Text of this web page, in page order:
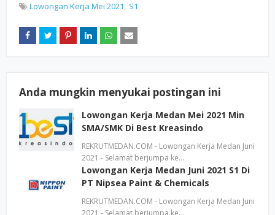
Lowongan Kerja Mei 2021 S1
Anda mungkin menyukai postingan ini
Lowongan Kerja Medan Mei 2021 Min
SMA/SMK Di Best Kreasindo
REKRUTMEDAN.COM - Lowongan Kerja Medan Juni
2021 - Selamat berjumpa ke…
Lowongan Kerja Medan Juni 2021 S1 Di
PT Nipsea Paint & Chemicals
REKRUTMEDAN.COM - Lowongan Kerja Medan Juni
2021 - Selamat berjumpa ke…